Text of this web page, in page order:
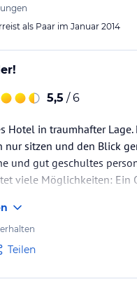
als Paar im Januar 2014
5,5 / 6
Hotel in traumhafter Lage.
nur sitzen und den Blick
und gut geschultes
viele Möglichkeiten: Ein
Teilen